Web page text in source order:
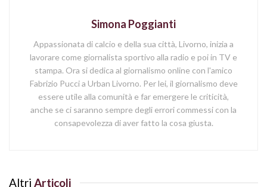
Simona Poggianti
Appassionata di calcio e della sua città, Livorno, inizia a
lavorare come giornalista sportivo alla radio e poi in TV e
stampa. Ora si dedica al giornalismo online con l'amico
Fabrizio Pucci a Urban Livorno. Per lei, il giornalismo deve
essere utile alla comunità e far emergere le criticità,
anche se ci saranno sempre degli errori commessi con la
consapevolezza di aver fatto la cosa giusta.
Altri Articoli